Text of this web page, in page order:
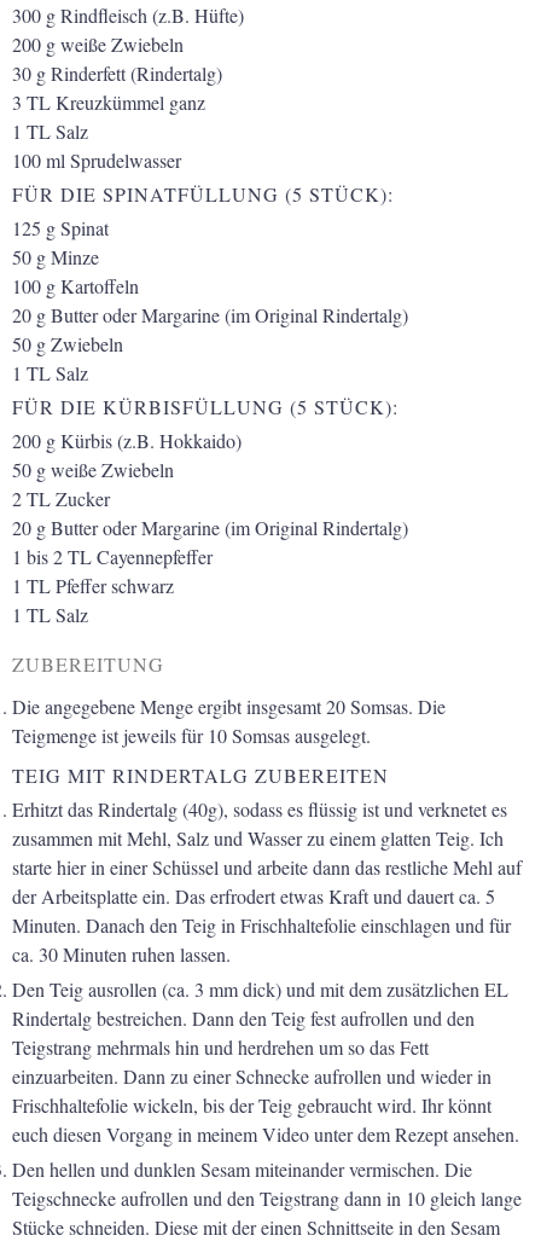
300 gRindfleisch (z.B. Hüfte)
200 gweiße Zwiebeln
30 gRinderfett(Rindertalg)
3 TLKreuzkümmel ganz
1 TLSalz
100ml Sprudelwasser
FÜR DIE SPINATFÜLLUNG (5 STÜCK):
125 gSpinat
50 gMinze
100 gKartoffeln
20 gButter oder Margarine(im Original Rindertalg)
50 gZwiebeln
1 TLSalz
FÜR DIE KÜRBISFÜLLUNG (5 STÜCK):
200 gKürbis(z.B. Hokkaido)
50 gweiße Zwiebeln
2TLZucker
20 gButter oder Margarine(im Original Rindertalg)
1 bis 2TLCayennepfeffer
1 TLPfeffer schwarz
1 TLSalz
ZUBEREITUNG
Die angegebene Menge ergibt insgesamt 20 Somsas. Die
Teigmenge ist jeweils für 10 Somsas ausgelegt.
TEIG MIT RINDERTALG ZUBEREITEN
Erhitzt das Rindertalg (40g), sodass es flüssig ist und verknetet es
zusammen mit Mehl, Salz und Wasser zu einem glatten Teig. Ich
starte hier in einer Schüssel und arbeite dann das restliche Mehl auf
der Arbeitsplatte ein. Das erfrodert etwas Kraft und dauert ca. 5
Minuten. Danach den Teig in Frischhaltefolie einschlagen und für
ca. 30 Minuten ruhen lassen.
Den Teig ausrollen (ca. 3 mm dick) und mit dem zusätzlichen EL
Rindertalg bestreichen. Dann den Teig fest aufrollen und den
Teigstrang mehrmals hin und herdrehen um so das Fett
einzuarbeiten. Dann zu einer Schnecke aufrollen und wieder in
Frischhaltefolie wickeln, bis der Teig gebraucht wird. Ihr könnt
euch diesen Vorgang in meinem Video unter dem Rezept ansehen.
Den hellen und dunklen Sesam miteinander vermischen. Die
Teigschnecke aufrollen und den Teigstrang dann in 10 gleich lange
Stücke schneiden. Diese mit der einen Schnittseite in den Sesam